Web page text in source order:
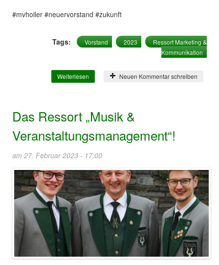
#mvholler #neuervorstand #zukunft
Tags: Vorstand 2023
Ressort Marketing &
Kommunikation
Weiterlesen
über Das Ressort „Marketing &
Neuen Kommentar schreiben
Das Ressort „Musik &
Veranstaltungsmanagement“!
am 27. Februar 2023 - 17:00